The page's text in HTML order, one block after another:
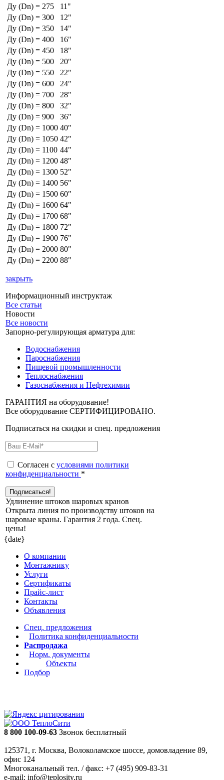
Ду (Dn) = 275
11"
Ду (Dn) = 300
12"
Ду (Dn) = 350
14"
Ду (Dn) = 400
16"
Ду (Dn) = 450
18"
Ду (Dn) = 500
20"
Ду (Dn) = 550
22"
Ду (Dn) = 600
24"
Ду (Dn) = 700
28"
Ду (Dn) = 800
32"
Ду (Dn) = 900
36"
Ду (Dn) = 1000 40"
Ду (Dn) = 1050 42"
Ду (Dn) = 1100 44"
Ду (Dn) = 1200 48"
Ду (Dn) = 1300 52"
Ду (Dn) = 1400 56"
Ду (Dn) = 1500 60"
Ду (Dn) = 1600 64"
Ду (Dn) = 1700 68"
Ду (Dn) = 1800 72"
Ду (Dn) = 1900 76"
Ду (Dn) = 2000 80"
Ду (Dn) = 2200 88"
закрыть
Информационный инструктаж
Все статьи
Новости
Все новости
Запорно-регулирующая арматура для:
Водоснабжения
Пароснабжения
Пищевой промышленности
Теплоснабжения
Газоснабжения и Нефтехимии
ГАРАНТИЯ на оборудование!
Все оборудование СЕРТИФИЦИРОВАНО.
Подписаться на скидки и спец. предложения
Согласен с условиями политики
конфиденциальности *
Удлинение штоков шаровых кранов
Открыта линия по производству штоков на
шаровые краны. Гарантия 2 года. Cпец.
цены!
{date}
О компании
Монтажнику
Услуги
Сертификаты
Прайс-лист
Контакты
Объявления
Спец. предложения
Политика конфиденциальности
Распродажа
Норм. документы
Объекты
Подбор
8 800 100-09-63 Звонок бесплатный
125371, г. Москва, Волоколамское шоссе, домовладение 89,
офис 124
Многоканальный тел. / факс: +7 (495) 909-83-31
e-mail: info@teplosity.ru